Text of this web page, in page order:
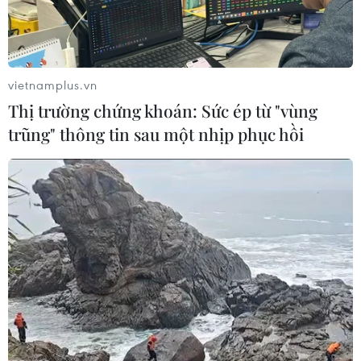
Thắt chặt tình hữu nghị sắt son giữa
các cựu chuyên gia quân sự Nga với
06/08/2026 06:23
Anh công bố kết quả điều tra ban
đầu vụ đâm dao ở trung tâm London
06/08/2026 06:00
Ba Lan thảo luận việc thành lập căn
cứ quân sự thường trực với Mỹ
06/08/2026 00:06
vietnamplus.vn
Thị trường chứng khoán: Sức ép từ "vùng
trũng" thông tin sau một nhịp phục hồi